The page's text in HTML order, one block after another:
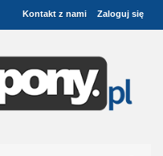
Zaloguj się
Kontakt z nami